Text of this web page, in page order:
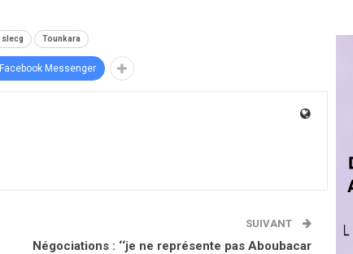
slecg Tounkara
Facebook Messenger
SUIVANT
Négociations : ‘‘je ne représente pas Aboubacar